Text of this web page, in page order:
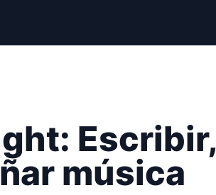
Escribir,
música